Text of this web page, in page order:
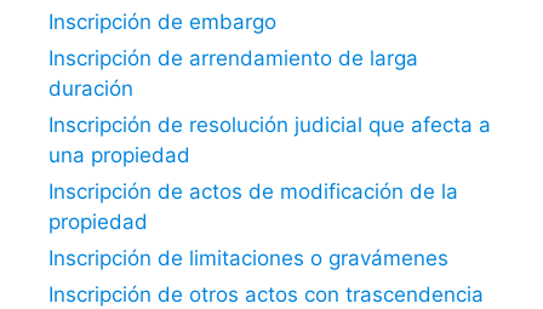
Inscripción de embargo
Inscripción de arrendamiento de larga
duración
Inscripción de resolución judicial que afecta a
una propiedad
Inscripción de actos de modificación de la
propiedad
Inscripción de limitaciones o gravámenes
Inscripción de otros actos con trascendencia